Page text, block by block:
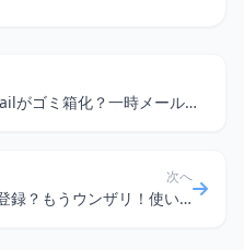
ゲームアカウント登録でGmailがゴミ箱化？一時メールアドレスで快適プレイ！
次へ
「QRコードメニューでメール登録？もうウンザリ！使い捨てメールアドレスで賢く回避！」